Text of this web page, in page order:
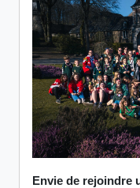
Envie de rejoindre